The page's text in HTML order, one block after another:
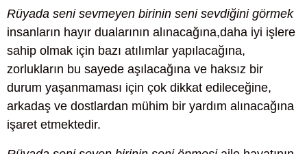
Rüyada seni sevmeyen birinin seni sevdiğini görmek
insanların hayır dualarının alınacağına,daha iyi işlere
sahip olmak için bazı atılımlar yapılacağına,
zorlukların bu sayede aşılacağına ve haksız bir
durum yaşanmaması için çok dikkat edileceğine,
arkadaş ve dostlardan mühim bir yardım alınacağına
işaret etmektedir.